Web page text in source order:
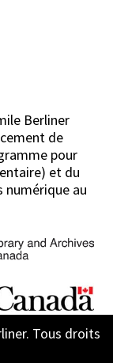
Berliner
de
pour
et du
numérique au
Tous droits